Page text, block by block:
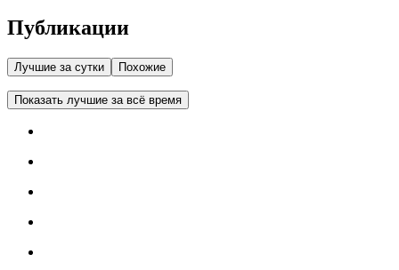
Публикации
Лучшие за сутки Похожие
Показать лучшие за всё время